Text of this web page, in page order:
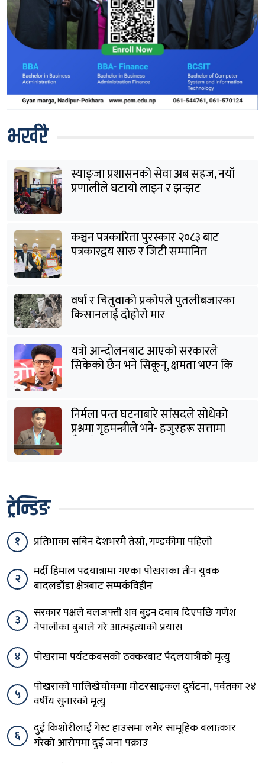
भर्खरै
स्याङ्जा प्रशासनको सेवा अब सहज, नयाँ
प्रणालीले घटायो लाइन र झन्झट
कञ्चन पत्रकारिता पुरस्कार २०८३ बाट
पत्रकारद्वय सारु र जिटी सम्मानित
वर्षा र चितुवाको प्रकोपले पुतलीबजारका
किसानलाई दोहोरो मार
यत्रो आन्दोलनबाट आएको सरकारले
सिकेको छैन भने सिकून्, क्षमता भएन कि
निर्मला पन्त घटनाबारे सांसदले सोधेको
प्रश्नमा गृहमन्त्रीले भने- हजुरहरू सत्तामा
ट्रेन्डिङ
१ प्रतिभाका सबिन देशभरमै तेस्रो, गण्डकीमा पहिलो
२
मर्दी हिमाल पदयात्रामा गएका पोखराका तीन युवक
बादलडाँडा क्षेत्रबाट सम्पर्कविहीन
३
सरकार पक्षले बलजफ्ती शव बुझ्न दबाब दिएपछि गणेश
नेपालीका बुबाले गरे आत्महत्याको प्रयास
४
पोखरामा पर्यटकबसको ठक्करबाट पैदलयात्रीको मृत्यु
५
पोखराको पालिखेचोकमा मोटरसाइकल दुर्घटना, पर्वतका २४
वर्षीय सुनारको मृत्यु
६
दुई किशोरीलाई गेस्ट हाउसमा लगेर सामूहिक बलात्कार
गरेको आरोपमा दुई जना पक्राउ